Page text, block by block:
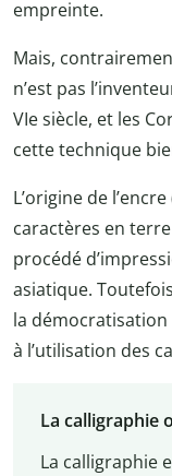
empreinte.
Mais,
n’est pas
VIe siècle, et les
cette technique
L’origine de
caractères en
procédé
asiatique.
la
à l’utilisation des
La calligraphie
La calligraphie